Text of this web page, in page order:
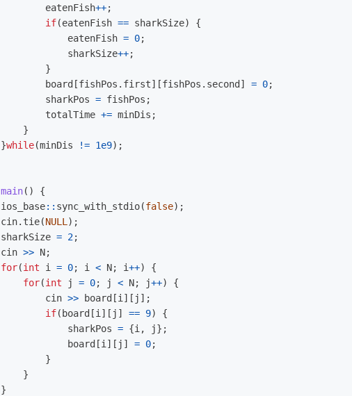
eatenFish++;
if(eatenFish == sharkSize)
{
eatenFish = 0;
sharkSize++;
}
board [fishPos . first][fishPos . second ] = 0;
sharkPos = fishPos ;
totalTime += minDis ;
}
}while(minDis != 1e9);
main()
{
ios_base:: sync_with_stdio(false);
cin. tie(NULL );
sharkSize = 2;
cin >> N;
for(int i = 0; i < N; i++)
{
for(int j = 0; j < N; j++)
{
cin >> board [i ][ j ];
if( board [i ][ j ] == 9)
{
sharkPos = {i , j};
board [i ][ j ] = 0;
}
}
}